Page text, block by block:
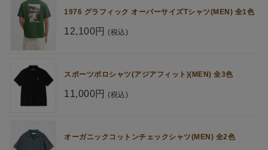
1976 グラフィック オーバーサイズTシャツ(MEN) 全1色
12,100円 (税込)
スポーツポロシャツ(アジアフィット)(MEN) 全3色
11,000円 (税込)
オーガニックコットンチェックシャツ(MEN) 全2色